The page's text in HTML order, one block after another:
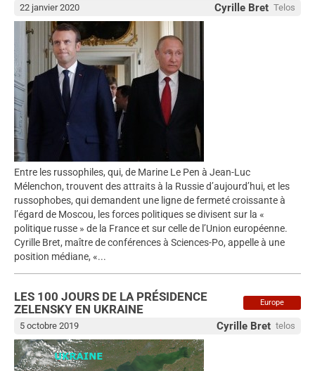
Cyrille Bret Telos
22 janvier 2020
Entre les russophiles, qui, de Marine Le Pen à Jean-Luc
Mélenchon, trouvent des attraits à la Russie d’aujourd’hui, et les
russophobes, qui demandent une ligne de fermeté croissante à
l’égard de Moscou, les forces politiques se divisent sur la «
politique russe » de la France et sur celle de l’Union européenne.
Cyrille Bret, maître de conférences à Sciences-Po, appelle à une
position médiane, «...
Europe
LES 100 JOURS DE LA PRÉSIDENCE
ZELENSKY EN UKRAINE
Cyrille Bret telos
5 octobre 2019